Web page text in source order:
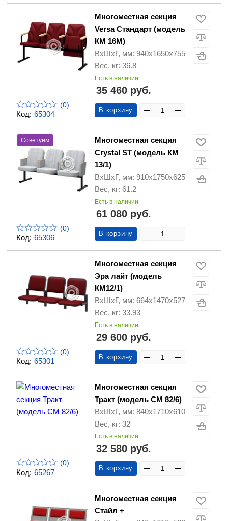
Код: 65304
(0)
Многоместная секция
Versa Стандарт (модель
КМ 16М)
ВхШхГ, мм: 940х1650х755
Вес, кг: 36.8
Есть в наличии
35 460 руб.
В корзину
Код: 65306
Советуем
(0)
Многоместная секция
Crystal ST (модель КМ
13/1)
ВхШхГ, мм: 910х1750х625
Вес, кг: 61.2
Есть в наличии
61 080 руб.
В корзину
Код: 65301
(0)
Многоместная секция
Эра лайт (модель
КМ12/1)
ВхШхГ, мм: 664х1470х527
Вес, кг: 33.93
Есть в наличии
29 600 руб.
В корзину
Код: 65267
(0)
Многоместная секция
Тракт (модель CМ 82/6)
ВхШхГ, мм: 840х1710х610
Вес, кг: 32
Есть в наличии
32 580 руб.
В корзину
Многоместная секция
Стайл +